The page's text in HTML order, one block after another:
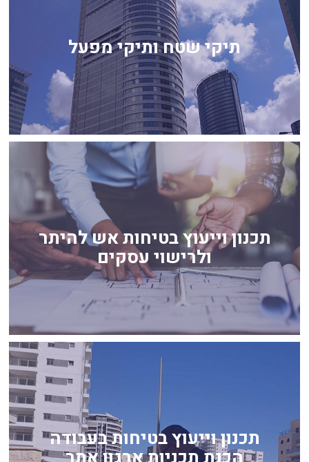
תיקי שטח ותיקי מפעל
לכל תיקי השטח ותיקי המפעל
לחץ כאן
תכנון וייעוץ בטיחות אש להיתר
ולרישוי עסקים
תכנון וייעוץ בטיחות אש להיתר
ולרישוי עסקים
לחץ כאן
תכנון וייעוץ בטיחות בעבודה
תכנון וייעוץ בטיחות בעבודה
הכנת תכניות ארגון אתר